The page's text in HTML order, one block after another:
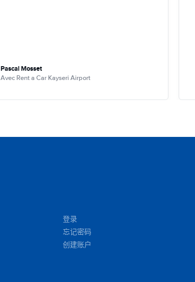
Pascal Mosset
Avec Rent a Car Kayseri Airport
登录
忘记密码
创建账户